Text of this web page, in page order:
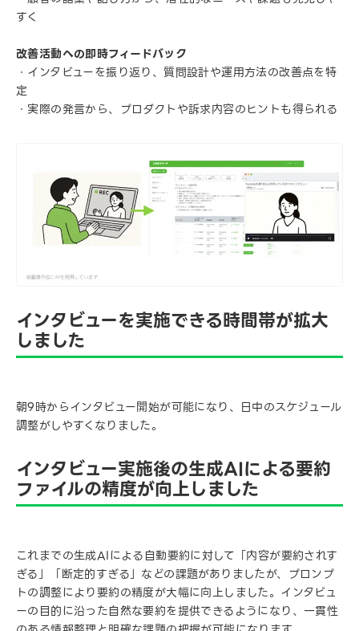
すく
改善活動への即時フィードバック
・インタビューを振り返り、質問設計や運用方法の改善点を特
定
・実際の発言から、プロダクトや訴求内容のヒントも得られる
インタビューを実施できる時間帯が拡大
しました
朝9時からインタビュー開始が可能になり、日中のスケジュール
調整がしやすくなりました。
インタビュー実施後の生成AIによる要約
ファイルの精度が向上しました
これまでの生成AIによる自動要約に対して「内容が要約されす
ぎる」「断定的すぎる」などの課題がありましたが、プロンプ
トの調整により要約の精度が大幅に向上しました。インタビュ
ーの目的に沿った自然な要約を提供できるようになり、一貫性